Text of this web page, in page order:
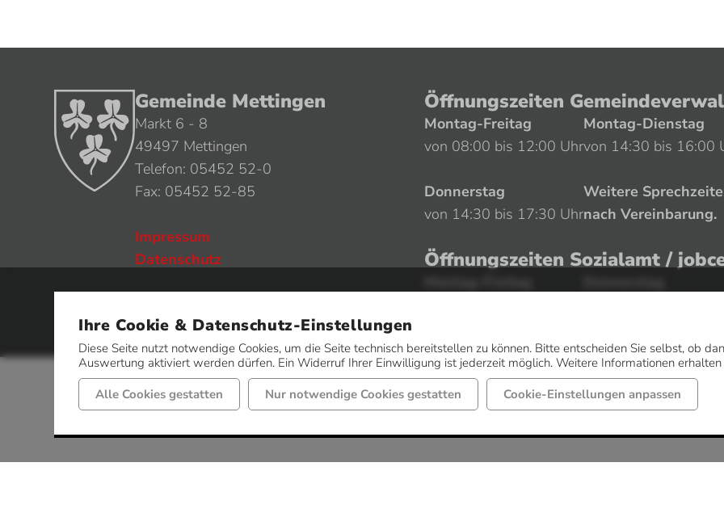
Gemeinde Mettingen
Markt 6 - 8
49497 Mettingen
Telefon: 05452 52-0
Fax: 05452 52-85
Impressum
Datenschutz
Öffnungszeiten
Montag-Freitag
von 08:00 bis 12:00 Uhr
Montag-Dienstag
von 14:30 bis 16:00
Donnerstag
von 14:30 bis 17:30 Uhr
Weitere
nach Vereinbarung.
Öffnungszeiten Sozialamt /
Ihre Cookie & Datenschutz-Einstellungen
Diese Seite nutzt notwendige Cookies, um die Seite technisch bereitstellen zu können. Bitte entscheiden Sie selbst, ob
Auswertung aktiviert werden dürfen. Ein Widerruf Ihrer Einwilligung ist jederzeit möglich. Weitere Informationen erhalten
Alle Cookies gestatten
Nur notwendige Cookies gestatten Cookie-Einstellungen anpassen